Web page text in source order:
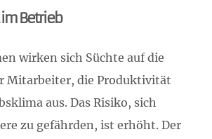
Betrieb
wirken sich Süchte auf die
Mitarbeiter, die Produktivität
aus. Das Risiko, sich
zu gefährden, ist erhöht. Der